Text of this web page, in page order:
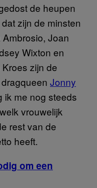
de heupen
zijn de minsten
Joan
Wixton en
zijn de
Jonny
ik me nog steeds
vrouwelijk
rest van de
heeft.
om een